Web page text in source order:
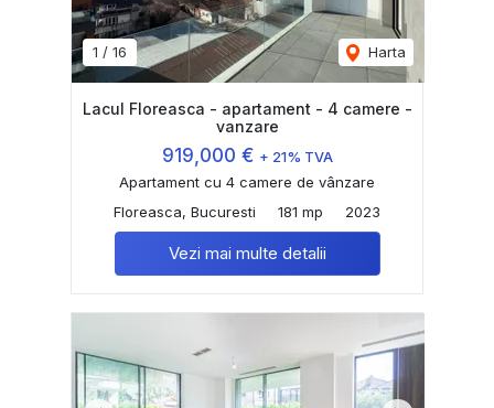
1 / 16 Harta
Lacul Floreasca - apartament - 4 camere -
vanzare
919,000 € + 21% TVA
Apartament cu 4 camere de vânzare
Floreasca, Bucuresti
181 mp 2023
Vezi mai multe detalii